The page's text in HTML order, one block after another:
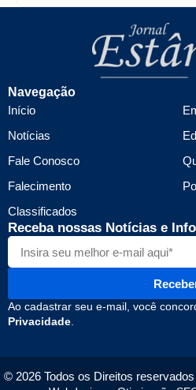
Navegação
Início
Notícias
Fale Conosco
Falecimento
Classificados
Receba nossas Notícias e
Ao cadastrar seu e-mail, você
Privacidade.
© 2026 Todos os Direitos